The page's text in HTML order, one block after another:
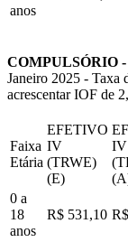
anos
COMPULSÓRIO
Janeiro 2025 - Taxa
acrescentar IOF de
Faixa
Etária
EFETIVO
IV
(TRWE)
(E)
IV
0 a
18
anos
R$ 531,10